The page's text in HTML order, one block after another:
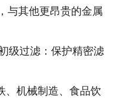
与其他更昂贵的金属
级过滤：保护精密滤
、机械制造、食品饮